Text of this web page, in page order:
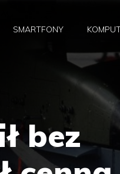
SMARTFONY
bez